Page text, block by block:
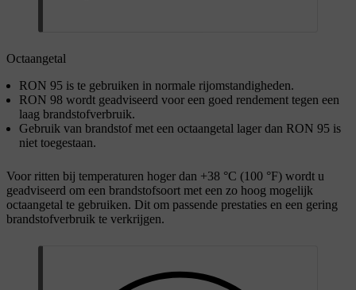
Octaangetal
RON 95 is te gebruiken in normale rijomstandigheden.
RON 98 wordt geadviseerd voor een goed rendement tegen een
laag brandstofverbruik.
Gebruik van brandstof met een octaangetal lager dan RON 95 is
niet toegestaan.
Voor ritten bij temperaturen hoger dan +38 °C (100 °F) wordt u
geadviseerd om een brandstofsoort met een zo hoog mogelijk
octaangetal te gebruiken. Dit om passende prestaties en een gering
brandstofverbruik te verkrijgen.